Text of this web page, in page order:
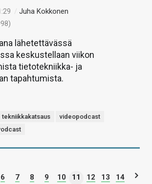
/Juha Kokkonen
lähetettävässä
keskustellaan viikon
tietotekniikka- ja
tapahtumista.
tekniikkakatsaus
videopodcast
6 7 8 9 10 11 12 13 14